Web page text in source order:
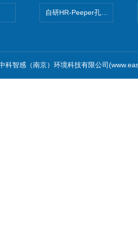
自研HR-Peeper孔隙水采样器
科智感（南京）环境科技有限公司